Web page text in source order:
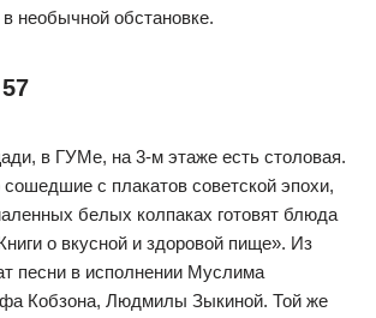
необычной обстановке.
в ГУМе, на 3-м этаже есть столовая.
с плакатов советской эпохи,
белых колпаках готовят блюда
о вкусной и здоровой пище». Из
песни в исполнении Муслима
Кобзона, Людмилы Зыкиной. Той же